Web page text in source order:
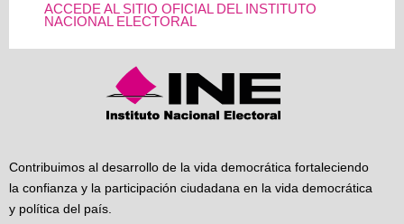
ACCEDE AL SITIO OFICIAL DEL INSTITUTO
NACIONAL ELECTORAL
Contribuimos al desarrollo de la vida democrática fortaleciendo
la confianza y la participación ciudadana en la vida democrática
y política del país.